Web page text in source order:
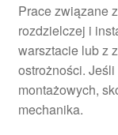
Prace związane
rozdzielczej i
warsztacie lub z
ostrożności.
montażowych,
mechanika.